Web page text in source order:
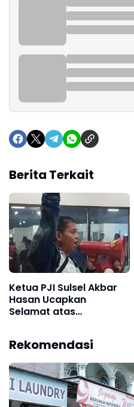
Berita Terkait
Ketua PJI Sulsel Akbar
Hasan Ucapkan
Selamat atas
Aliyah sebagai Wali
Kota Makassar
Rekomendasi